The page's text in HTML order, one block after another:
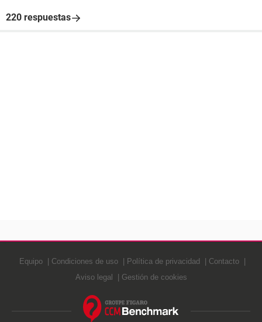
220 respuestas
Equipo Condiciones de uso Política de privacidad
Contacto
Aviso legal
Gestión de cookies